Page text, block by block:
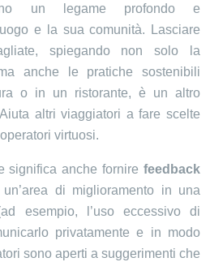
un legame profondo e
e la sua comunità. Lasciare
spiegando non solo la
anche le pratiche sostenibili
o in un ristorante, è un altro
altri viaggiatori a fare scelte
virtuosi.
significa anche fornire feedback
di miglioramento in una
esempio, l’uso eccessivo di
privatamente e in modo
sono aperti a suggerimenti che